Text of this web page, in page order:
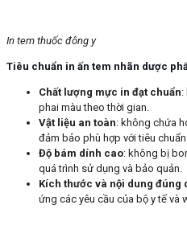
In tem thuốc đông y
Tiêu chuẩn in ấn tem nhãn dược
Chất lượng mực in đạt chuẩn:
phai màu theo thời gian.
Vật liệu an toàn: không chứa
đảm bảo phù hợp với tiêu
Độ bám dính cao: không bị
quá trình sử dụng và bảo quản.
Kích thước và nội dung đúng
ứng các yêu cầu của bộ y tế và